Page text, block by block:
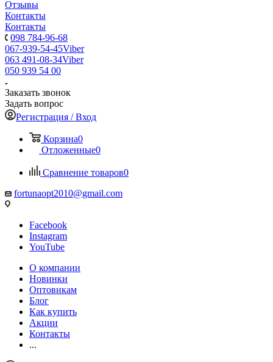
Отзывы
Контакты
Контакты
098 784-96-68
067-939-54-45Viber
063 491-08-34Viber
050 939 54 00
Заказать звонок
Задать вопрос
Регистрация / Вход
Корзина0
Отложенные0
Сравнение товаров0
fortunaopt2010@gmail.com
Facebook
Instagram
YouTube
О компании
Новинки
Оптовикам
Блог
Как купить
Акции
Контакты
...